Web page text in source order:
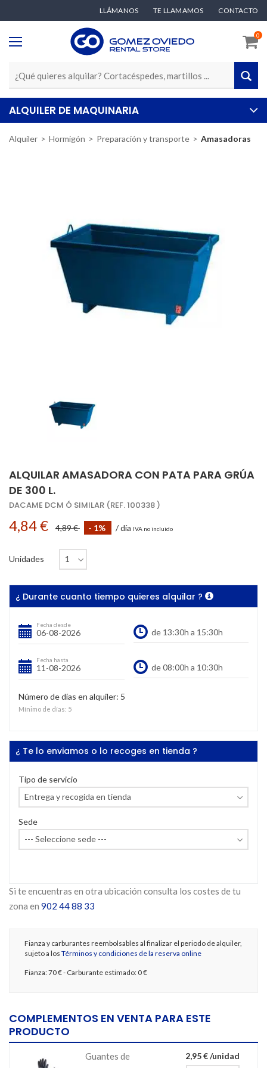
LLÁMANOS TE LLAMAMOS CONTACTO
0
ALQUILER DE MAQUINARIA
Alquiler Hormigón Preparación y transporte Amasadoras
ALQUILAR AMASADORA CON PATA PARA GRÚA
DE 300 L.
DACAME DCM Ó SIMILAR (REF. 100338 )
4,84 € 4,89 € - 1% / día IVA no incluido
Unidades
¿ Durante cuanto tiempo quieres alquilar ?
Fecha desde
Fecha hasta
Número de días en alquiler: 5
Mínimo de días: 5
¿ Te lo enviamos o lo recoges en tienda ?
Tipo de servicio
Sede
Si te encuentras en otra ubicación consulta los costes de tu
zona en 902 44 88 33
Fianza y carburantes reembolsables al finalizar el periodo de alquiler,
sujeto a los Términos y condiciones de la reserva online
Fianza:70 €- Carburante estimado: 0 €
COMPLEMENTOS EN VENTA PARA ESTE
PRODUCTO
Guantes de
2,95 € /unidad